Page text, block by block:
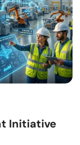
Initiative